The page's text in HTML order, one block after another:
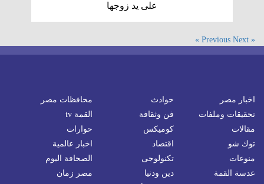
على يد زوجها
« Previous
Next »
اخبار مصر حوادث
محافظات مصر
تحقيقات وملفات
فن وثقافة
القمة tv
مقالات
كوميكس
حوارات
توك شو
اقتصاد
اخبار عالمية
منوعات
تكنولوجى
الصحافة اليوم
عدسة القمة
دين ودنيا
مصر زمان